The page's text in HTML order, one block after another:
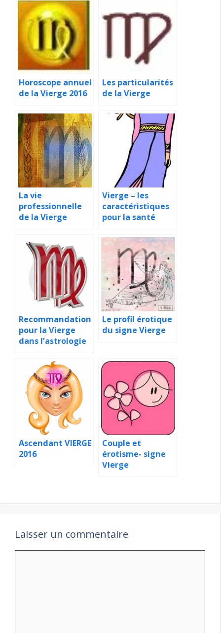
Horoscope annuel
de la Vierge 2016
Les particularités
de la Vierge
La vie
professionnelle
de la Vierge
Vierge – les
caractéristiques
pour la santé
Recommandation
pour la Vierge
dans l’astrologie
Le profil érotique
du signe Vierge
Ascendant VIERGE
2016
Couple et
érotisme- signe
Vierge
Laisser un commentaire